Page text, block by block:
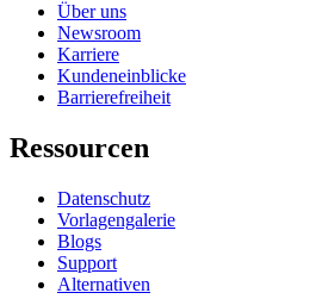
Über uns
Newsroom
Karriere
Kundeneinblicke
Barrierefreiheit
Ressourcen
Datenschutz
Vorlagengalerie
Blogs
Support
Alternativen